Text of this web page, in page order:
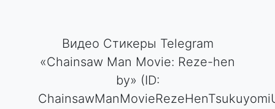
Видео Стикеры Telegram
«Chainsaw Man Movie: Reze-hen
by» (ID: